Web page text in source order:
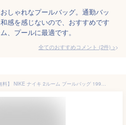
しゃれなプールバッグ。通勤バッ
感を感じないので、おすすめです
、プールに最適です。
全てのおすすめコメント (2件) >
＼2023年新作★／【送料無料】 NIKE ナイキ 2ルーム プールバッグ 1994011 スポーツバッグ ナップサック バッグ キッズ メンズ レディース 水泳バッグ 2wayバッグ 手提げ プールバッグ 男の子 プールバッグ 女の子 プールバッグ 大人 プールバッグ